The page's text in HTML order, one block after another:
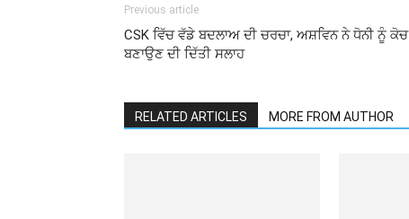
Previous article
CSK ਵਿੱਚ ਵੱਡੇ ਬਦਲਾਅ ਦੀ ਚਰਚਾ, ਅਸ਼ਵਿਨ ਨੇ ਧੋਨੀ ਨੂੰ ਕੋਚ
ਬਣਾਉਣ ਦੀ ਦਿੱਤੀ ਸਲਾਹ
RELATED ARTICLES MORE FROM AUTHOR